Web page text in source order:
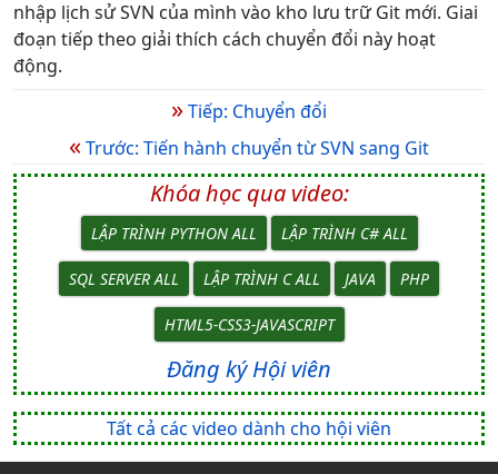
nhập lịch sử SVN của mình vào kho lưu trữ Git mới. Giai
đoạn tiếp theo giải thích cách chuyển đổi này hoạt
động.
»Tiếp: Chuyển đổi
«Trước: Tiến hành chuyển từ SVN sang Git
Khóa học qua video:
LẬP TRÌNH PYTHON ALL LẬP TRÌNH C# ALL
SQL SERVER ALL LẬP TRÌNH C ALL JAVA PHP
HTML5-CSS3-JAVASCRIPT
Đăng ký Hội viên
Tất cả các video dành cho hội viên